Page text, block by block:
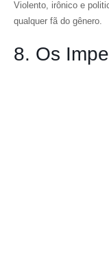
Violento, irônico e
qualquer fã do gênero.
8. Os